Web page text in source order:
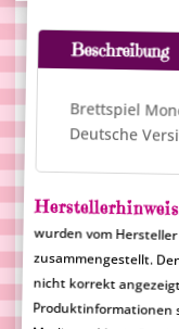
Beschreibung
Brettspiel
Deutsche